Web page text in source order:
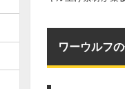
ワーウルフ